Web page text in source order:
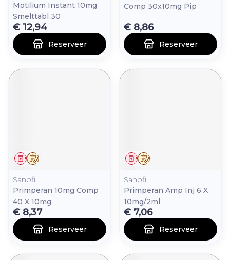
Motilium Instant 10mg
Smelttabl 30
€ 12,94
Reserveer
Comp 30x10mg Pip
€ 8,86
Reserveer
Op voorschrift
Geneesmiddel
Sanofi
Primperan 10mg Comp
40 X 10mg
€ 8,37
Reserveer
Op voorschrift
Geneesmiddel
Sanofi
Primperan Amp Inj 6 X
10mg/2ml
€ 7,06
Reserveer